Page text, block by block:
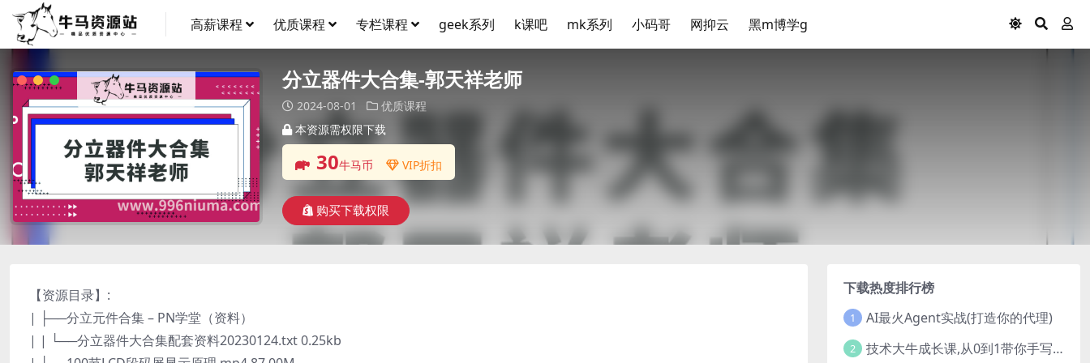
高薪课程 优质课程 专栏课程 geek系列 k课吧 mk系列 小码哥 网抑云 黑m博学g
分立器件大合集-郭天祥老师
2024-08-01
优质课程
本资源需权限下载
30牛马币 VIP折扣
购买下载权限
【资源目录】:
| ├──分立元件合集 – PN学堂（资料）
| | └──分立器件大合集配套资料20230124.txt 0.25kb
下载热度排行榜
1 AI最火Agent实战(打造你的代理)
2 技术大牛成长课,从0到1带你手写一个数据库系统